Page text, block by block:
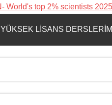
YÜKSEK LISANS DERSLERIM